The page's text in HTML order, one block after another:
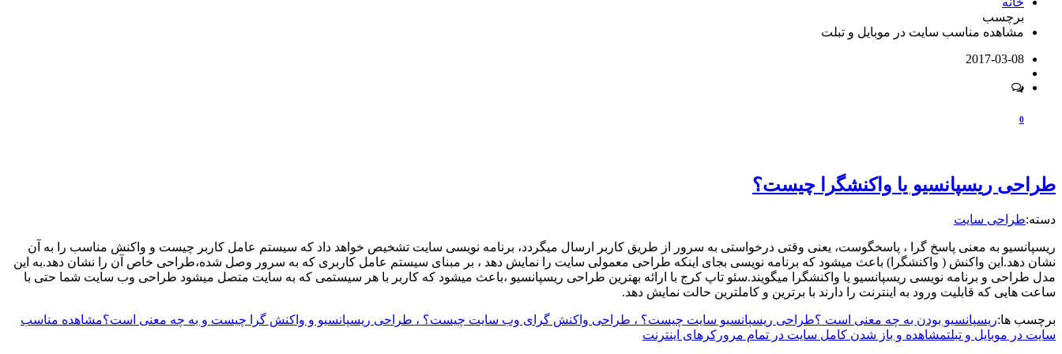
برچسب
مشاهده مناسب سایت در موبایل و تبلت
2017-03-08
0
طراحی ریسپانسیو یا واکنشگرا چیست؟
دسته:طراحی سایت
ریسپانسیو به معنی پاسخ گرا ، پاسخگوست، یعنی وقتی درخواستی به سرور از طریق کاربر ارسال میگردد، برنامه نویسی سایت تشخیص خواهد داد که سیستم عامل کاربر چیست و واکنش مناسب را به آن
نشان دهد.این واکنش ( واکنشگرا) باعث میشود که برنامه نویسی بجای اینکه طراحی معمولی سایت را نمایش دهد ، بر مبنای سیستم عامل کاربری که به سرور وصل شده،طراحی خاص آن را نشان دهد.به این
مدل طراحی و برنامه نویسی ریسپانسیو یا واکنشگرا میگویند.سئو تاپ کرج با ارائه بهترین طراحی ریسپانسیو ،باعث میشود که کاربر با هر سیستمی که به سایت متصل میشود طراحی وب سایت شما حتی با
ساعت هایی که قابلیت ورود به اینترنت را دارند با برترین و کاملترین حالت نمایش دهد.
برچسب ها:ریسپانسیو بودن به چه معنی است ؟طراحی ریسپانسیو سایت چیست؟ ، طراحی واکنش گرای وب سایت چیست؟ ، طراحی ریسپانسیو و واکنش گرا چیست و به چه معنی است؟مشاهده مناسب
سایت در موبایل و تبلتمشاهده و باز شدن کامل سایت در تمام مرورکرهای اینترنت